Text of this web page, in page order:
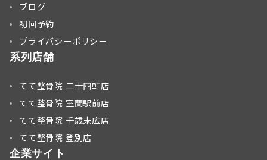
ブログ
初回予約
プライバシーポリシー
系列店舗
てて整骨院 二十四軒店
てて整骨院 室蘭駅前店
てて整骨院 千歳末広店
てて整骨院 登別店
企業サイト